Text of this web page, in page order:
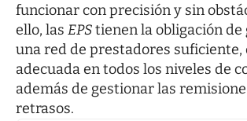
funcionar con precisión y sin
ello, las EPStienen la obligación
una red de prestadores suficiente,
adecuada en todos los niveles de
además de gestionar las
retrasos.